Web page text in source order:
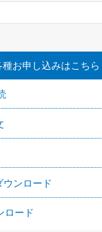
種お申し込みはこちら
ンロード
ロード